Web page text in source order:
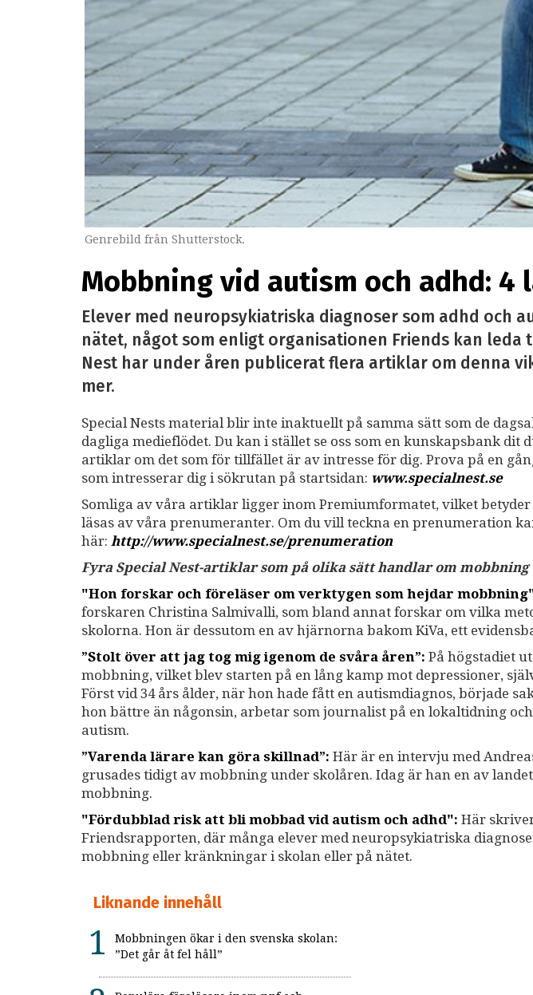
Genrebild från Shutterstock.
Mobbning vid autism och adhd: 4
Elever med neuropsykiatriska diagnoser som adhd och
nätet, något som enligt organisationen Friends kan
Nest har under åren publicerat flera artiklar om denna
mer.
Special Nests material blir inte inaktuellt på samma sätt som de
dagliga medieflödet. Du kan i stället se oss som en kunskapsbank
artiklar om det som för tillfället är av intresse för dig. Prova på en
som intresserar dig i sökrutan på startsidan: www.specialnest.se
Somliga av våra artiklar ligger inom Premiumformatet, vilket betyder
läsas av våra prenumeranter. Om du vill teckna en prenumeration
här: http://www.specialnest.se/prenumeration
Fyra Special Nest-artiklar som på olika sätt handlar om
"Hon forskar och föreläser om verktygen som hejdar
forskaren Christina Salmivalli, som bland annat forskar om vilka
skolorna. Hon är dessutom en av hjärnorna bakom KiVa, ett
”Stolt över att jag tog mig igenom de svåra åren”: På högstadiet
mobbning, vilket blev starten på en lång kamp mot depressioner,
Först vid 34 års ålder, när hon hade fått en autismdiagnos, började
hon bättre än någonsin, arbetar som journalist på en lokaltidning
autism.
”Varenda lärare kan göra skillnad”: Här är en intervju med
grusades tidigt av mobbning under skolåren. Idag är han en av
mobbning.
"Fördubblad risk att bli mobbad vid autism och adhd": Här
Friendsrapporten, där många elever med neuropsykiatriska
mobbning eller kränkningar i skolan eller på nätet.
Liknande innehåll
Mobbningen ökar i den svenska skolan:
”Det går åt fel håll”